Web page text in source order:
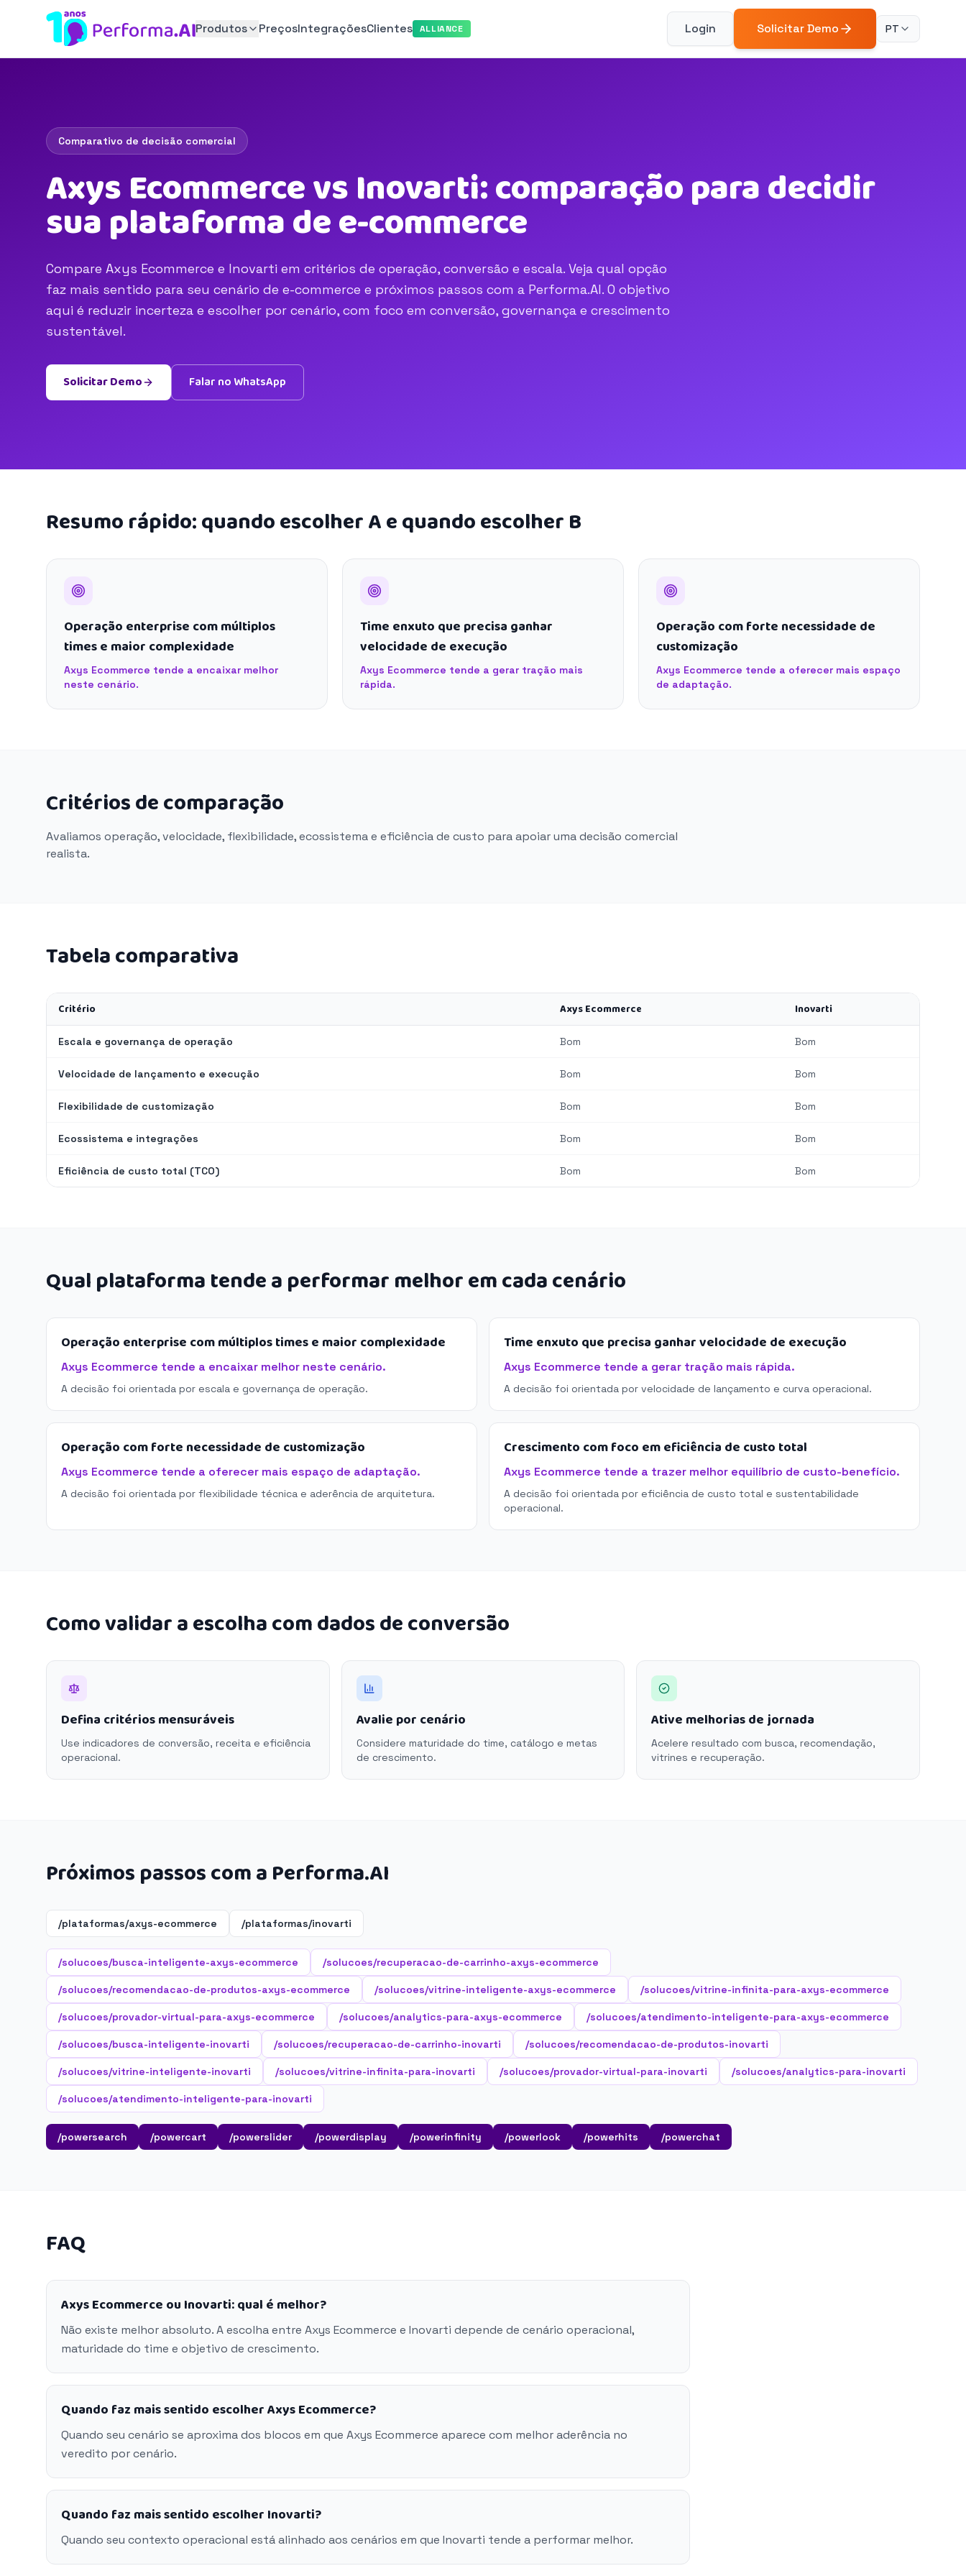
Produtos PreçosIntegraçõesClientes ALLIANCE Login Solicitar Demo PT
Comparativo de decisão comercial
Axys Ecommerce vs Inovarti: comparação para decidir
sua plataforma de e-commerce
Compare Axys Ecommerce e Inovarti em critérios de operação, conversão e escala. Veja qual opção
faz mais sentido para seu cenário de e-commerce e próximos passos com a Performa.AI. O objetivo
aqui é reduzir incerteza e escolher por cenário, com foco em conversão, governança e crescimento
sustentável.
Solicitar Demo Falar no WhatsApp
Resumo rápido: quando escolher A e quando escolher B
Operação enterprise com múltiplos
times e maior complexidade
Axys Ecommerce tende a encaixar melhor
neste cenário.
Time enxuto que precisa ganhar
velocidade de execução
Axys Ecommerce tende a gerar tração mais
rápida.
Operação com forte necessidade de
customização
Axys Ecommerce tende a oferecer mais espaço
de adaptação.
Critérios de comparação
Avaliamos operação, velocidade, flexibilidade, ecossistema e eficiência de custo para apoiar uma decisão comercial
realista.
Tabela comparativa
Critério Axys Ecommerce Inovarti
Escala e governança de operação Bom Bom
Velocidade de lançamento e execução Bom Bom
Flexibilidade de customização Bom Bom
Ecossistema e integrações Bom Bom
Eficiência de custo total (TCO) Bom Bom
Qual plataforma tende a performar melhor em cada cenário
Operação enterprise com múltiplos times e maior complexidade
Axys Ecommerce tende a encaixar melhor neste cenário.
A decisão foi orientada por escala e governança de operação.
Time enxuto que precisa ganhar velocidade de execução
Axys Ecommerce tende a gerar tração mais rápida.
A decisão foi orientada por velocidade de lançamento e curva operacional.
Operação com forte necessidade de customização
Axys Ecommerce tende a oferecer mais espaço de adaptação.
A decisão foi orientada por flexibilidade técnica e aderência de arquitetura.
Crescimento com foco em eficiência de custo total
Axys Ecommerce tende a trazer melhor equilíbrio de custo-benefício.
A decisão foi orientada por eficiência de custo total e sustentabilidade
operacional.
Como validar a escolha com dados de conversão
Defina critérios mensuráveis
Use indicadores de conversão, receita e eficiência
operacional.
Avalie por cenário
Considere maturidade do time, catálogo e metas
de crescimento.
Ative melhorias de jornada
Acelere resultado com busca, recomendação,
vitrines e recuperação.
Próximos passos com a Performa.AI
/plataformas/axys-ecommerce /plataformas/inovarti
/solucoes/busca-inteligente-axys-ecommerce /solucoes/recuperacao-de-carrinho-axys-ecommerce
/solucoes/recomendacao-de-produtos-axys-ecommerce /solucoes/vitrine-inteligente-axys-ecommerce /solucoes/vitrine-infinita-para-axys-ecommerce
/solucoes/provador-virtual-para-axys-ecommerce /solucoes/analytics-para-axys-ecommerce /solucoes/atendimento-inteligente-para-axys-ecommerce
/solucoes/busca-inteligente-inovarti /solucoes/recuperacao-de-carrinho-inovarti /solucoes/recomendacao-de-produtos-inovarti
/solucoes/vitrine-inteligente-inovarti /solucoes/vitrine-infinita-para-inovarti /solucoes/provador-virtual-para-inovarti /solucoes/analytics-para-inovarti
/solucoes/atendimento-inteligente-para-inovarti
/powersearch /powercart /powerslider /powerdisplay /powerinfinity /powerlook /powerhits /powerchat
FAQ
Axys Ecommerce ou Inovarti: qual é melhor?
Não existe melhor absoluto. A escolha entre Axys Ecommerce e Inovarti depende de cenário operacional,
maturidade do time e objetivo de crescimento.
Quando faz mais sentido escolher Axys Ecommerce?
Quando seu cenário se aproxima dos blocos em que Axys Ecommerce aparece com melhor aderência no
veredito por cenário.
Quando faz mais sentido escolher Inovarti?
Quando seu contexto operacional está alinhado aos cenários em que Inovarti tende a performar melhor.